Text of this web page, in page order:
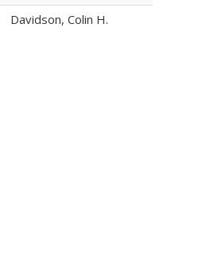
Davidson, Colin H.